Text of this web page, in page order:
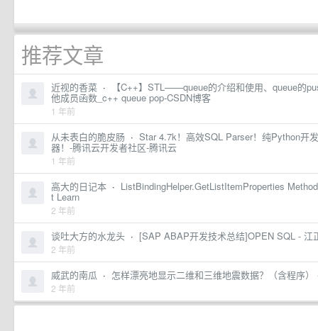
推荐文章
近视的香菜 · 【C++】STL——queue的介绍和使用、queue的
他成员函数_c++ queue pop-CSDN博客
1 年前
从未表白的脆皮肠 · Star 4.7k！高效SQL Parser！纯Python开
器！-腾讯云开发者社区-腾讯云
1 年前
高大的日记本 · ListBindingHelper.GetListItemProperties
t Learn
2 年前
谈吐大方的水龙头 · [SAP ABAP开发技术总结]OPEN SQL - 江
2 年前
威武的南瓜 · 怎样漂亮地显示二维和三维地震数据？（含程序）
2 年前